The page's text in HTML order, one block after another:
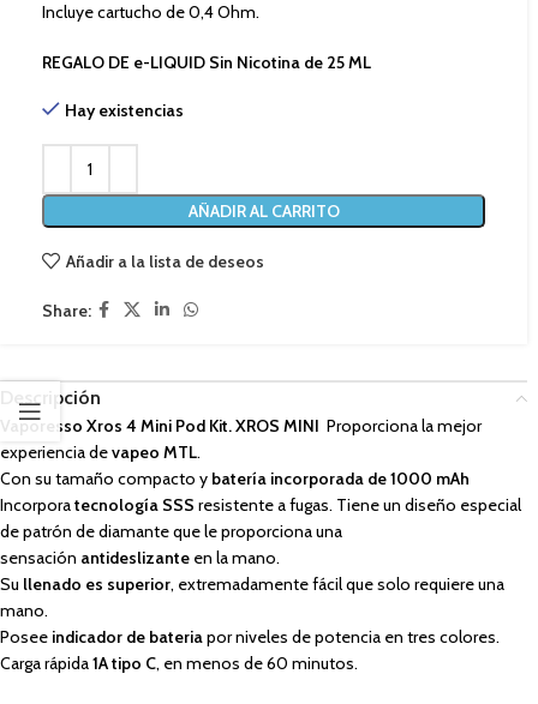
Incluye cartucho de 0,4 Ohm.
REGALO DE e-LIQUID Sin Nicotina de 25 ML
Hay existencias
AÑADIR AL CARRITO
Añadir a la lista de deseos
Share:
Descripción
Vaporesso Xros 4 Mini Pod Kit. XROS MINI Proporciona la mejor
experiencia devapeo MTL.
Con su tamaño compacto y batería incorporada de 1000 mAh
Incorporatecnología SSS resistente a fugas. Tiene un diseño especial
de patrón de diamante que le proporciona una
sensación antideslizante en la mano.
Su llenado es superior, extremadamente fácil que solo requiere una
mano.
Posee indicador de bateriapor niveles de potencia en tres colores.
Carga rápida1A tipo C, en menos de 60 minutos.